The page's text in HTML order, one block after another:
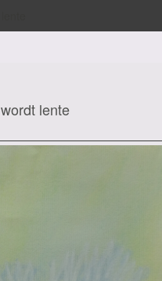
lente